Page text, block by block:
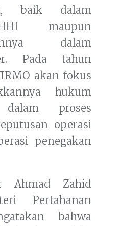
baik dalam
maupun
dalam
Pada tahun
akan fokus
hukum
dalam proses
operasi
penegakan
Ahmad Zahid
Pertahanan
bahwa